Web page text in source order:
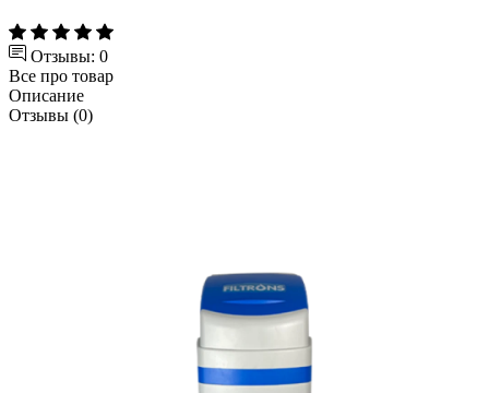
Отзывы: 0
Все про товар
Описание
Отзывы (0)